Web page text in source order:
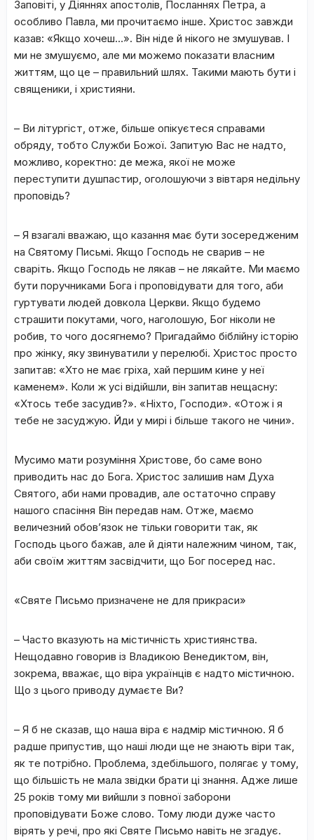
Заповіті, у Діяннях апостолів, Посланнях Петра, а
особливо Павла, ми прочитаємо інше. Христос завжди
казав: «Якщо хочеш…». Він ніде й нікого не змушував. І
ми не змушуємо, але ми можемо показати власним
життям, що це – правильний шлях. Такими мають бути і
священики, і християни.
– Ви літургіст, отже, більше опікуєтеся справами
обряду, тобто Служби Божої. Запитую Вас не надто,
можливо, коректно: де межа, якої не може
переступити душпастир, оголошуючи з вівтаря недільну
проповідь?
– Я взагалі вважаю, що казання має бути зосередженим
на Святому Письмі. Якщо Господь не сварив – не
сваріть. Якщо Господь не лякав – не лякайте. Ми маємо
бути поручниками Бога і проповідувати для того, аби
гуртувати людей довкола Церкви. Якщо будемо
страшити покутами, чого, наголошую, Бог ніколи не
робив, то чого досягнемо? Пригадаймо біблійну історію
про жінку, яку звинуватили у перелюбі. Христос просто
запитав: «Хто не має гріха, хай першим кине у неї
каменем». Коли ж усі відійшли, він запитав нещасну:
«Хтось тебе засудив?». «Ніхто, Господи». «Отож і я
тебе не засуджую. Йди у мирі і більше такого не чини».
Мусимо мати розуміння Христове, бо саме воно
приводить нас до Бога. Христос залишив нам Духа
Святого, аби нами провадив, але остаточно справу
нашого спасіння Він передав нам. Отже, маємо
величезний обов’язок не тільки говорити так, як
Господь цього бажав, але й діяти належним чином, так,
аби своїм життям засвідчити, що Бог посеред нас.
«Святе Письмо призначене не для прикраси»
– Часто вказують на містичність християнства.
Нещодавно говорив із Владикою Венедиктом, він,
зокрема, вважає, що віра українців є надто містичною.
Що з цього приводу думаєте Ви?
– Я б не сказав, що наша віра є надмір містичною. Я б
радше припустив, що наші люди ще не знають віри так,
як те потрібно. Проблема, здебільшого, полягає у тому,
що більшість не мала звідки брати ці знання. Адже лише
25 років тому ми вийшли з повної заборони
проповідувати Боже слово. Тому люди дуже часто
вірять у речі, про які Святе Письмо навіть не згадує.